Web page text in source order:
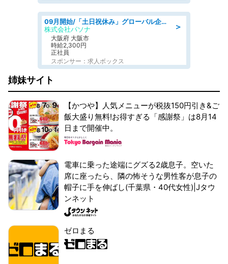
＞
09月開始/「土日祝休み」グローバル企業での産業保健のお仕事/保健師/高時給/残業なし/服装自由
株式会社パソナ
大阪府 大阪市
時給2,300円
正社員
スポンサー：求人ボックス
姉妹サイト
【かつや】人気メニューが税抜150円引き&ご
飯大盛り無料!お得すぎる「感謝祭」は8月14
日まで開催中。
電車に乗った途端にグズる2歳息子。空いた
席に座ったら、隣の怖そうな男性客が息子の
帽子に手を伸ばし(千葉県・40代女性)|Jタウ
ンネット
ゼロまる